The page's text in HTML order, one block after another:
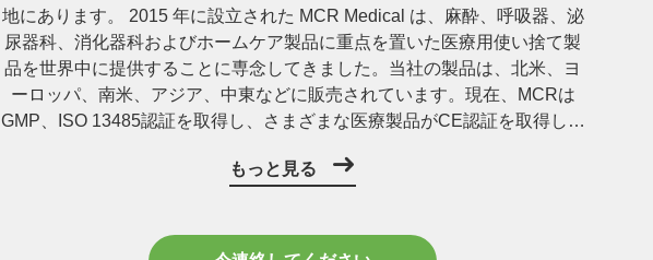
地にあります。 2015 年に設立された MCR Medical は、麻酔、呼吸器、泌
尿器科、消化器科およびホームケア製品に重点を置いた医療用使い捨て製
品を世界中に提供することに専念してきました。当社の製品は、北米、ヨ
ーロッパ、南米、アジア、中東などに販売されています。現在、MCRは
GMP、ISO 13485認証を取得し、さまざまな医療製品がCE認証を取得し、
と健康ソリューションを提供することにも取り組んでいます。当社には、
Medicalは、2,400平方メートルの敷地内に10万レベルの精製工場を持って
もっと見る